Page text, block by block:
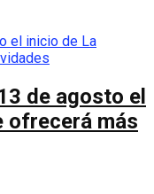
de agosto el
ofrecerá más